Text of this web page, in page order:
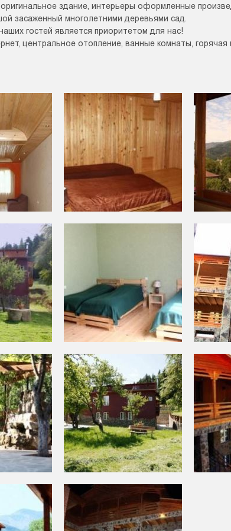
здание, интерьеры оформленные
засаженный многолетними деревьями сад.
гостей является приоритетом для нас!
центральное отопление, ванные комнаты,